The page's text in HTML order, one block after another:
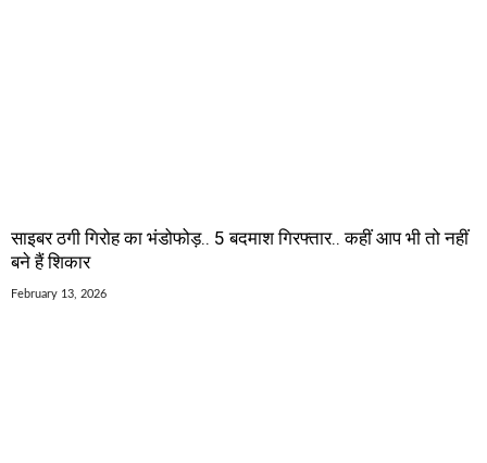
साइबर ठगी गिरोह का भंडोफोड़.. 5 बदमाश गिरफ्तार.. कहीं आप भी तो नहीं
बने हैं शिकार
February 13, 2026